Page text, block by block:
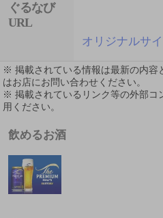
ぐるなび
URL
オリジナルサイ
※ 掲載されている情報は最新の内容
はお店にお問い合わせください。
※ 掲載されているリンク等の外部コ
用ください。
飲めるお酒